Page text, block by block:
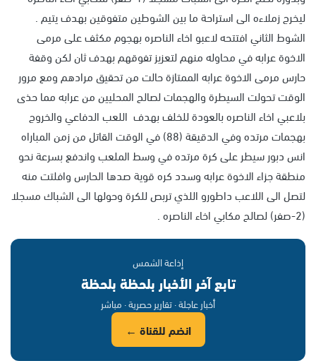
ليخرج زملاءه الى استراحة ما بين الشوطين متفوقين بهدف يتيم .
الشوط الثاني افتتحه لاعبو اخاء الناصره بهجوم مكثف على مرمى
الاخوة عرابه في محاوله منهم لتعزيز تفوقهم بهدف ثان لكن وقفة
حارس مرمى الاخوة عرابه الممتازة حالت من تحقيق مرادهم ومع مرور
الوقت تحولت السيطرة والهجمات لصالح المحليين من عرابه مما حذى
بلاعبي اخاء الناصره بالعودة للخلف بهدف اللعب الدفاعي والخروج
بهجمات مرتده وفي الدقيقة (88) في الوقت القاتل من زمن المباراه
انس دبور سيطر على كرة مرتده في وسط الملعب واندفع بسرعة نحو
منطقة جزاء الاخوة عرابه وسدد كره قوية صدها الحارس وافلتت منه
لتصل الى اللاعب داطورو اللذي تربص للكرة وحولها الى الشباك مسجلا
(2-صفر) لصالح مكابي اخاء الناصره .
إذاعة الشمس
تابع آخر الأخبار بلحظة بلحظة
أخبار عاجلة · تقارير حصرية · مباشر
انضم للقناة ←